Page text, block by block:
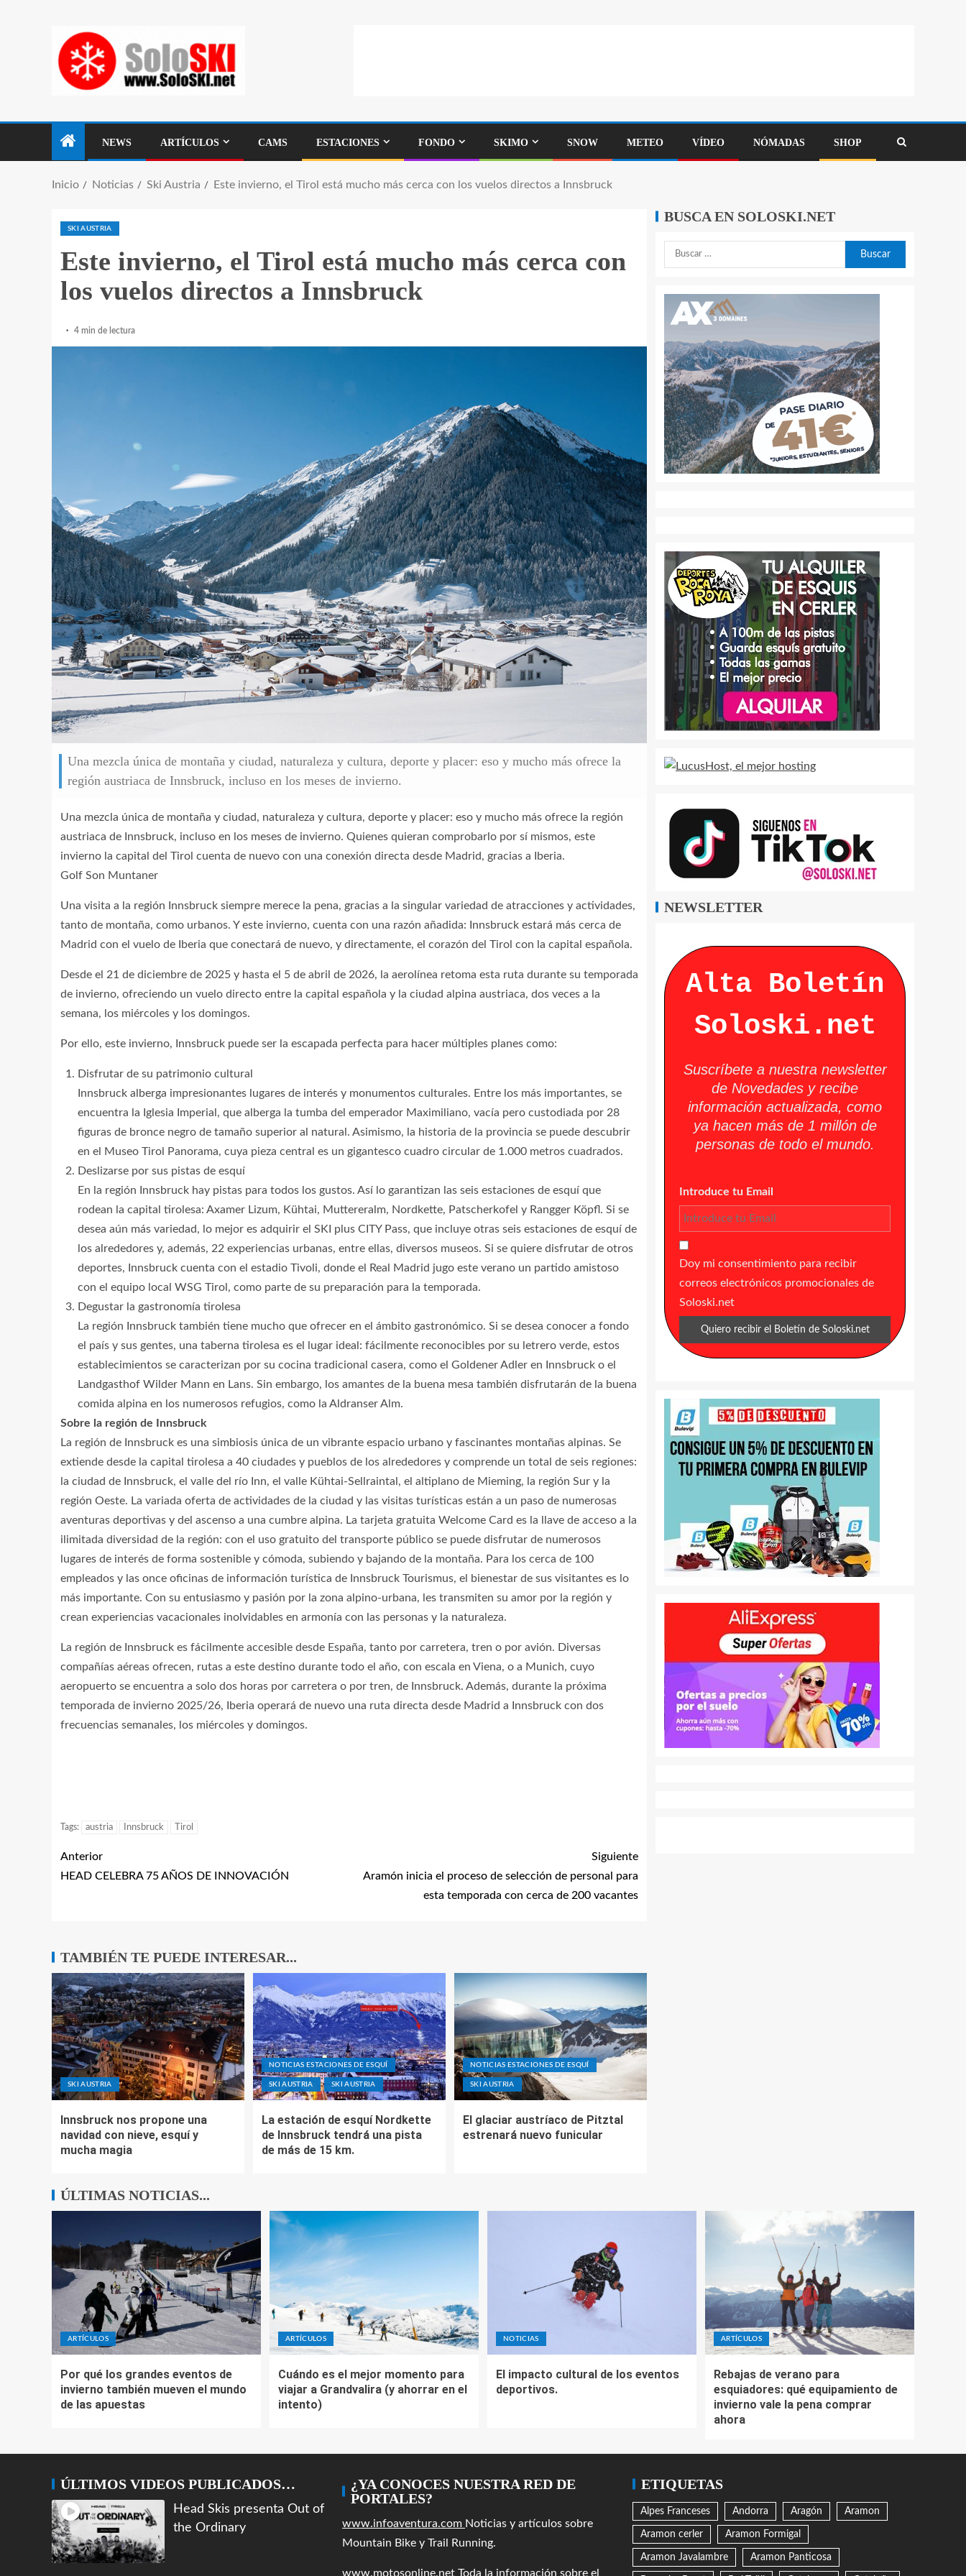
NEWS ARTÍCULOS CAMS ESTACIONES FONDO SKIMO SNOW METEO VÍDEO NÓMADAS SHOP
Inicio Noticias Ski Austria Este invierno, el Tirol está mucho más cerca con los vuelos directos a Innsbruck
SKI AUSTRIA
Este invierno, el Tirol está mucho más cerca con
los vuelos directos a Innsbruck
4 min de lectura
Una mezcla única de montaña y ciudad, naturaleza y cultura, deporte y placer: eso y mucho más ofrece la
región austriaca de Innsbruck, incluso en los meses de invierno.
Una mezcla única de montaña y ciudad, naturaleza y cultura, deporte y placer: eso y mucho más ofrece la región
austriaca de Innsbruck, incluso en los meses de invierno. Quienes quieran comprobarlo por sí mismos, este
invierno la capital del Tirol cuenta de nuevo con una conexión directa desde Madrid, gracias a Iberia.
Golf Son Muntaner
Una visita a la región Innsbruck siempre merece la pena, gracias a la singular variedad de atracciones y actividades,
tanto de montaña, como urbanos. Y este invierno, cuenta con una razón añadida: Innsbruck estará más cerca de
Madrid con el vuelo de Iberia que conectará de nuevo, y directamente, el corazón del Tirol con la capital española.
Desde el 21 de diciembre de 2025 y hasta el 5 de abril de 2026, la aerolínea retoma esta ruta durante su temporada
de invierno, ofreciendo un vuelo directo entre la capital española y la ciudad alpina austriaca, dos veces a la
semana, los miércoles y los domingos.
Por ello, este invierno, Innsbruck puede ser la escapada perfecta para hacer múltiples planes como:
Disfrutar de su patrimonio cultural
Innsbruck alberga impresionantes lugares de interés y monumentos culturales. Entre los más importantes, se
encuentra la Iglesia Imperial, que alberga la tumba del emperador Maximiliano, vacía pero custodiada por 28
figuras de bronce negro de tamaño superior al natural. Asimismo, la historia de la provincia se puede descubrir
en el Museo Tirol Panorama, cuya pieza central es un gigantesco cuadro circular de 1.000 metros cuadrados.
Deslizarse por sus pistas de esquí
En la región Innsbruck hay pistas para todos los gustos. Así lo garantizan las seis estaciones de esquí que
rodean la capital tirolesa: Axamer Lizum, Kühtai, Muttereralm, Nordkette, Patscherkofel y Rangger Köpfl. Si se
desea aún más variedad, lo mejor es adquirir el SKI plus CITY Pass, que incluye otras seis estaciones de esquí de
los alrededores y, además, 22 experiencias urbanas, entre ellas, diversos museos. Si se quiere disfrutar de otros
deportes, Innsbruck cuenta con el estadio Tivoli, donde el Real Madrid jugo este verano un partido amistoso
con el equipo local WSG Tirol, como parte de su preparación para la temporada.
Degustar la gastronomía tirolesa
La región Innsbruck también tiene mucho que ofrecer en el ámbito gastronómico. Si se desea conocer a fondo
el país y sus gentes, una taberna tirolesa es el lugar ideal: fácilmente reconocibles por su letrero verde, estos
establecimientos se caracterizan por su cocina tradicional casera, como el Goldener Adler en Innsbruck o el
Landgasthof Wilder Mann en Lans. Sin embargo, los amantes de la buena mesa también disfrutarán de la buena
comida alpina en los numerosos refugios, como la Aldranser Alm.
Sobre la región de Innsbruck
La región de Innsbruck es una simbiosis única de un vibrante espacio urbano y fascinantes montañas alpinas. Se
extiende desde la capital tirolesa a 40 ciudades y pueblos de los alrededores y comprende un total de seis regiones:
la ciudad de Innsbruck, el valle del río Inn, el valle Kühtai-Sellraintal, el altiplano de Mieming, la región Sur y la
región Oeste. La variada oferta de actividades de la ciudad y las visitas turísticas están a un paso de numerosas
aventuras deportivas y del ascenso a una cumbre alpina. La tarjeta gratuita Welcome Card es la llave de acceso a la
ilimitada diversidad de la región: con el uso gratuito del transporte público se puede disfrutar de numerosos
lugares de interés de forma sostenible y cómoda, subiendo y bajando de la montaña. Para los cerca de 100
empleados y las once oficinas de información turística de Innsbruck Tourismus, el bienestar de sus visitantes es lo
más importante. Con su entusiasmo y pasión por la zona alpino-urbana, les transmiten su amor por la región y
crean experiencias vacacionales inolvidables en armonía con las personas y la naturaleza.
La región de Innsbruck es fácilmente accesible desde España, tanto por carretera, tren o por avión. Diversas
compañías aéreas ofrecen, rutas a este destino durante todo el año, con escala en Viena, o a Munich, cuyo
aeropuerto se encuentra a solo dos horas por carretera o por tren, de Innsbruck. Además, durante la próxima
temporada de invierno 2025/26, Iberia operará de nuevo una ruta directa desde Madrid a Innsbruck con dos
frecuencias semanales, los miércoles y domingos.
Tags: austria Innsbruck Tirol
Anterior
HEAD CELEBRA 75 AÑOS DE INNOVACIÓN
Siguiente
Aramón inicia el proceso de selección de personal para
esta temporada con cerca de 200 vacantes
TAMBIÉN TE PUEDE INTERESAR...
SKI AUSTRIA
Innsbruck nos propone una
navidad con nieve, esquí y
mucha magia
NOTICIAS ESTACIONES DE ESQUÍ
SKI AUSTRIA SKI AUSTRIA
La estación de esquí Nordkette
de Innsbruck tendrá una pista
de más de 15 km.
NOTICIAS ESTACIONES DE ESQUÍ
SKI AUSTRIA
El glaciar austríaco de Pitztal
estrenará nuevo funicular
BUSCA EN SOLOSKI.NET
NEWSLETTER
Alta Boletín
Soloski.net
Suscríbete a nuestra newsletter
de Novedades y recibe
información actualizada, como
ya hacen más de 1 millón de
personas de todo el mundo.
Introduce tu Email
Doy mi consentimiento para recibir
correos electrónicos promocionales de
Soloski.net
ÚLTIMAS NOTICIAS...
ARTÍCULOS
Por qué los grandes eventos de
invierno también mueven el mundo
de las apuestas
ARTÍCULOS
Cuándo es el mejor momento para
viajar a Grandvalira (y ahorrar en el
intento)
NOTICIAS
El impacto cultural de los eventos
deportivos.
ARTÍCULOS
Rebajas de verano para
esquiadores: qué equipamiento de
invierno vale la pena comprar
ahora
ÚLTIMOS VIDEOS PUBLICADOS…
Head Skis presenta Out of
the Ordinary
¿YA CONOCES NUESTRA RED DE
PORTALES?
www.infoaventura.com Noticias y artículos sobre
Mountain Bike y Trail Running.
www.motosonline.net Toda la información sobre el
ETIQUETAS
Alpes Franceses Andorra Aragón Aramon
Aramon cerler Aramon Formigal
Aramon Javalambre Aramon Panticosa